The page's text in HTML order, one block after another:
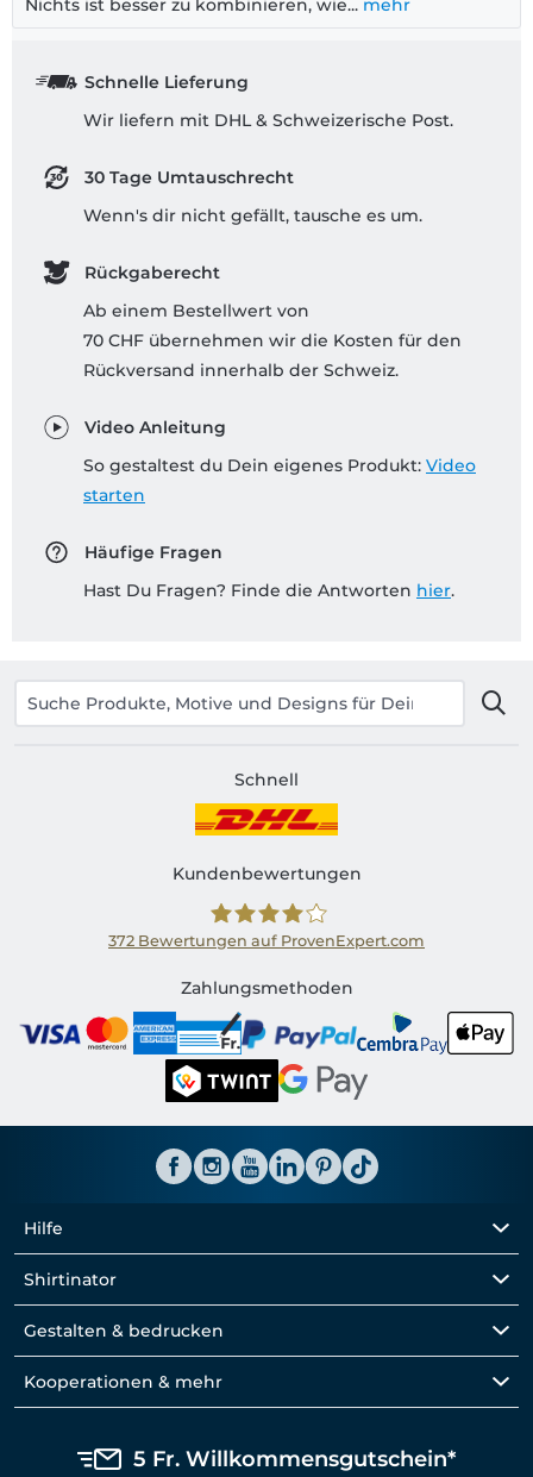
Nichts ist besser zu kombinieren, wie... mehr
Schnelle Lieferung
Wir liefern mit DHL & Schweizerische Post.
30 Tage Umtauschrecht
Wenn's dir nicht gefällt, tausche es um.
Rückgaberecht
Ab einem Bestellwert von
70 CHF übernehmen wir die Kosten für den
Rückversand innerhalb der Schweiz.
Video Anleitung
So gestaltest du Dein eigenes Produkt: Video
starten
Häufige Fragen
Hast Du Fragen? Finde die Antworten hier.
Schnell
Kundenbewertungen
Shirtinator CH
372 Bewertungen auf ProvenExpert.com
Zahlungsmethoden
Hilfe
Shirtinator
Gestalten & bedrucken
Kooperationen & mehr
5 Fr. Willkommensgutschein*